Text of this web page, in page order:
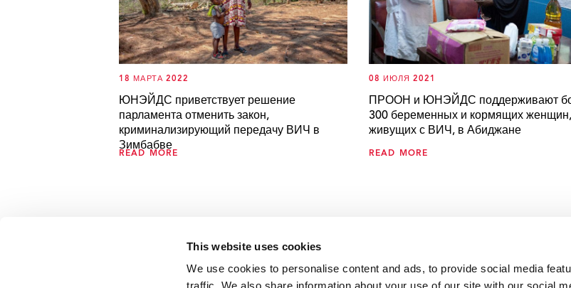
This website uses cookies
We use cookies to personalise content and ads, to provide social media
18 МАРТА 2022
ЮНЭЙДС приветствует решение
парламента отменить закон,
криминализирующий передачу ВИЧ в
Зимбабве
READ MORE
08 ИЮЛЯ 2021
ПРООН и ЮНЭЙДС поддерживают
300 беременных и кормящих женщин,
живущих с ВИЧ, в Абиджане
READ MORE
VIEW ALL